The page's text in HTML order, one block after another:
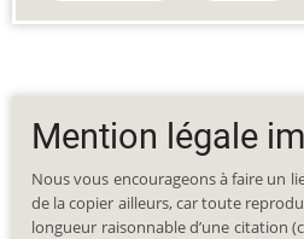
Mention légale
Nous vous encourageons à faire un
de la copier ailleurs, car toute
longueur raisonnable d’une citation